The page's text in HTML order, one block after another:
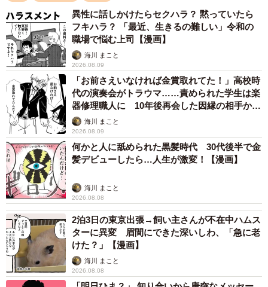
午前2時、ひとりで陣痛に苦しむ加鳥さん（加鳥アサさん提供）
翌朝、産院に到着した加鳥さんは、陣痛室で子宮口が開く
まで夫と待機することになりました。いったんは落ち着い
たものの、再び痛みの波が加鳥さんを襲います。徐々に強
くなる痛みに耐えること数時間、ついに段違いの激痛が到
来。声を出す余裕もなく、心の中で「夫！今やで励ます時
は！！」と叫びながら夫の方を見ると、思いがけない光景
が広がっていました。
異性に話しかけたらセクハラ？ 黙っていたら
フキハラ？ 「最近、生きるの難しい」令和の
職場で悩む上司【漫画】
海川 まこと
2026.08.09
「お前さえいなければ金賞取れてた！」高校時
代の演奏会がトラウマ……責められた学生は楽
器修理職人に 10年後再会した因縁の相手から
思わぬ申し出【漫画】
海川 まこと
2026.08.09
何かと人に舐められた黒髪時代 30代後半で金
髪デビューしたら…人生が激変！【漫画】
海川 まこと
2026.08.08
2泊3日の東京出張→飼い主さんが不在中ハムス
ターに異変 眉間にできた深いしわ、「急に老
けた？」【漫画】
海川 まこと
2026.08.08